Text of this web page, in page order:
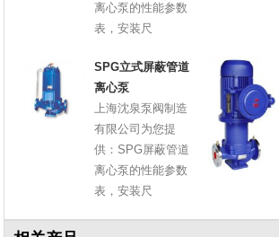
离心泵的性能参数
表，安装尺
SPG立式屏蔽管道
离心泵
上海沈泉泵阀制造
有限公司为您提
供：SPG屏蔽管道
离心泵的性能参数
表，安装尺